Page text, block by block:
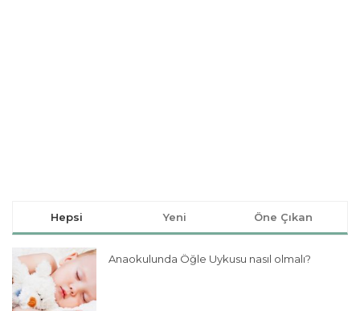
Hepsi Yeni Öne Çıkan
Anaokulunda Öğle Uykusu nasıl olmalı?